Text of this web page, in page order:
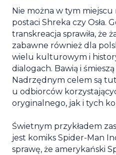
Nie można w tym
postaci Shreka czy Osła.
transkreacja sprawiła, że
zabawne również dla
wielu kulturowym i
dialogach. Bawią i
Nadrzędnym celem są
u odbiorców
oryginalnego, jak i tych
Świetnym przykładem
jest komiks Spider-Man
sprawę, że amerykański